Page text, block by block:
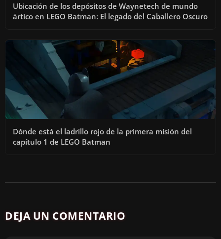
Ubicación de los depósitos de Waynetech de mundo
ártico en LEGO Batman: El legado del Caballero Oscuro
Dónde está el ladrillo rojo de la primera misión del
capítulo 1 de LEGO Batman
DEJA UN COMENTARIO